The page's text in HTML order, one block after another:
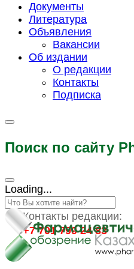
Документы
Литература
Объявления
Вакансии
Об издании
О редакции
Контакты
Подписка
Поиск по сайту
Loading...
Контакты редакции:
+7 701 799 24 83